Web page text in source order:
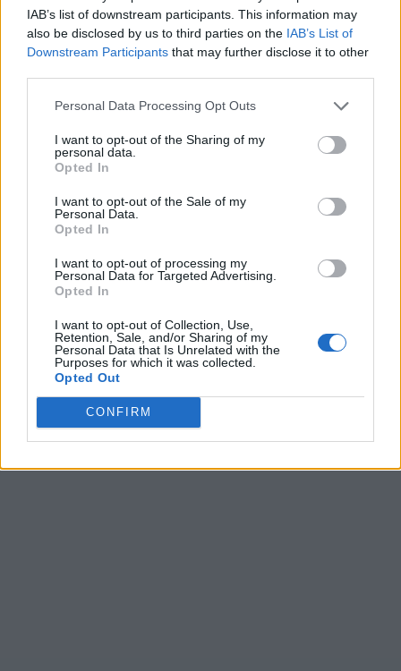
IAB’s list of downstream participants. This information may
also be disclosed by us to third parties on the IAB’s List of
Downstream Participants that may further disclose it to other
Personal Data Processing Opt Outs
I want to opt-out of the Sharing of my
personal data.
Opted In
I want to opt-out of the Sale of my
Personal Data.
Opted In
I want to opt-out of processing my
Personal Data for Targeted Advertising.
Opted In
I want to opt-out of Collection, Use,
Retention, Sale, and/or Sharing of my
Personal Data that Is Unrelated with the
Purposes for which it was collected.
Opted Out
CONFIRM
7. B A R C
A
8. B R A G
A
9. C A B A R G
A
C A B R
A
C A R
A
C A
A G A
G R A